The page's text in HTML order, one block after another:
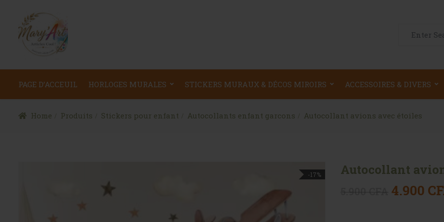
PAGE D’ACCEUIL HORLOGES MURALES STICKERS MURAUX & DÉCOS MIROIRS ACCESSOIRES & DIVERS
Home Produits Stickers pour enfant Autocollants enfant garcons Autocollant avions avec étoiles
-17% Autocollant
Le prix
4.900